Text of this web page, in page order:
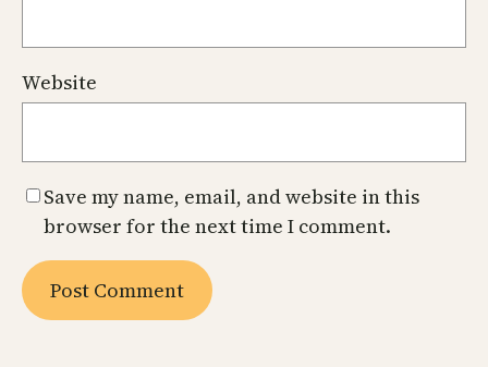
Website
Save my name, email, and website in this
browser for the next time I comment.